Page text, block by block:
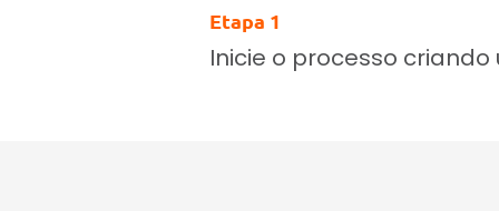
Etapa 1
Inicie o processo